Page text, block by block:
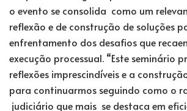
o evento se consolida como um
reflexão e de construção de soluções
enfrentamento dos desafios que
execução processual. “Este seminário
reflexões imprescindíveis e a
para continuarmos seguindo como o
judiciário que mais se destaca em